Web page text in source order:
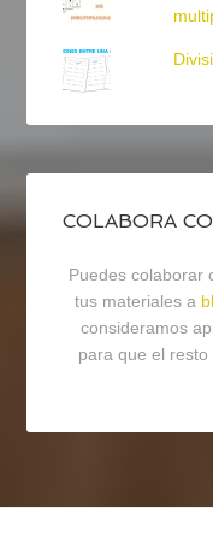
COLABORA
Puedes colaborar
tus materiales a
consideramos
para que el resto